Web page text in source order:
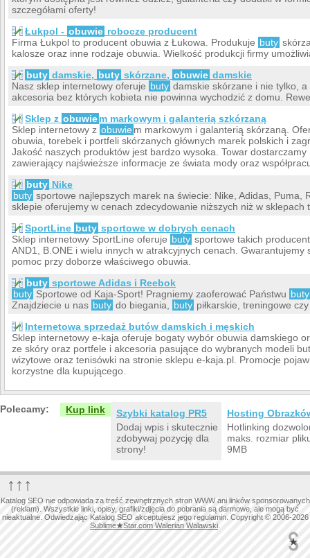
szczegółami oferty!
Łukpol - obuwie robocze producent
Firma Łukpol to producent obuwia z Łukowa. Produkuje buty
kalosze oraz inne rodzaje obuwia. Wielkość produkcji firmy
buty damskie, buty skórzane, obuwie damskie
Nasz sklep internetowy oferuje buty damskie skórzane i nie tylko,
akcesoria bez których kobieta nie powinna wychodzić z domu.
Sklep z obuwiem markowym i galanterią szkórzaną
Sklep internetowy z obuwie m markowym i galanterią skórzaną.
obuwia, torebek i portfeli skórzanych głównych marek polskich i
Jakość naszych produktów jest bardzo wysoka. Towar dostarczamy
zawierający najświeższe informacje ze świata mody oraz
buty Nike
buty sportowe najlepszych marek na świecie: Nike, Adidas, Puma,
sklepie oferujemy w cenach zdecydowanie niższych niż w sklepach
SportLine buty sportowe w dobrych cenach
Sklep internetowy SportLine oferuje buty sportowe takich
AND1, B.ONE i wielu innych w atrakcyjnych cenach. Gwarantujemy
pomoc przy doborze właściwego obuwia.
buty sportowe Adidas i Reebok
buty Sportowe od Kaja-Sport! Pragniemy zaoferować Państwu buty
Znajdziecie u nas buty do biegania, buty piłkarskie, treningowe
Internetowa sprzedaż butów damskich i męskich
Sklep internetowy e-kaja oferuje bogaty wybór obuwia damskiego
ze skóry oraz portfele i akcesoria pasujące do wybranych modeli
wizytowe oraz tenisówki na stronie sklepu e-kaja.pl. Promocje
korzystne dla kupującego.
Polecamy: Kup link
Szybki katalog PR5
Dodaj wpis i skutecznie
zdobywaj pozycję dla
strony!
Hosting
Hotlinking
maks. rozmiar
9MB
↑↑↑
Katalog SEO nie odpowiada za treść zewnętrznych stron WWW ani linków sponsorowanych
(reklam). Wszystkie linki, opisy, grafiki/zdjęcia do pobrania są darmowe, ale mogą być
nieaktualne. Odwiedzając Katalog SEO akceptujesz jego regulamin. Copyright © 2006-2026
Sublime★Star.com Walerian Walawski